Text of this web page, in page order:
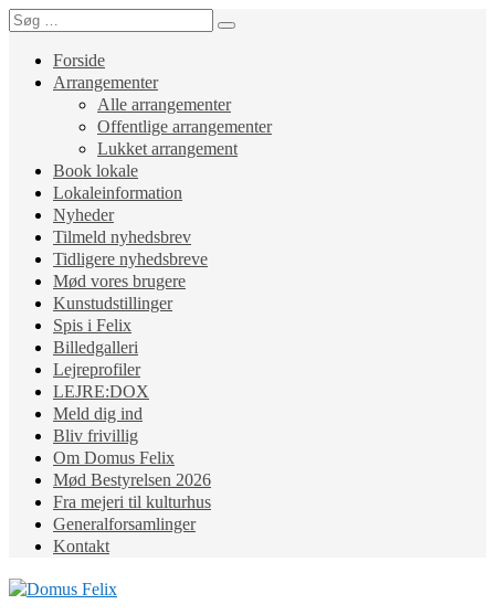
Forside
Arrangementer
Alle arrangementer
Offentlige arrangementer
Lukket arrangement
Book lokale
Lokaleinformation
Nyheder
Tilmeld nyhedsbrev
Tidligere nyhedsbreve
Mød vores brugere
Kunstudstillinger
Spis i Felix
Billedgalleri
Lejreprofiler
LEJRE:DOX
Meld dig ind
Bliv frivillig
Om Domus Felix
Mød Bestyrelsen 2026
Fra mejeri til kulturhus
Generalforsamlinger
Kontakt